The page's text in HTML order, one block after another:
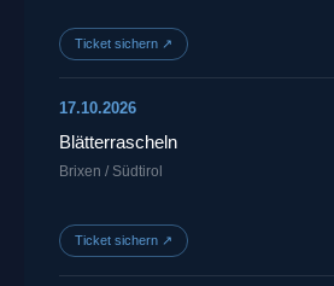
Ticket sichern ↗
17.10.2026
Blätterrascheln
Brixen / Südtirol
Ticket sichern ↗